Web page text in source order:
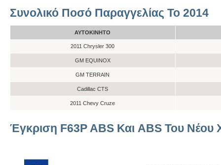
Συνολικό Ποσό Παραγγελίας Το 2014
ΑΥΤΟΚΊΝΗΤΟ
2011 Chrysler 300
GM EQUINOX
GM TERRAIN
Cadillac CTS
2011 Chevy Cruze
Έγκριση F63P ABS Και ABS Του Νέου